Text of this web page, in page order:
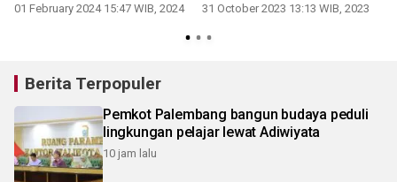
01 February 2024 15:47 WIB, 2024 31 October 2023 13:13 WIB, 2023
Berita Terpopuler
Pemkot Palembang bangun budaya peduli
lingkungan pelajar lewat Adiwiyata
10 jam lalu